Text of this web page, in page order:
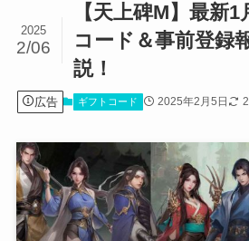
【天上碑M】最新
コード＆事前登録
説！
2025
2/06
広告 ギフトコード 2025年2月5日